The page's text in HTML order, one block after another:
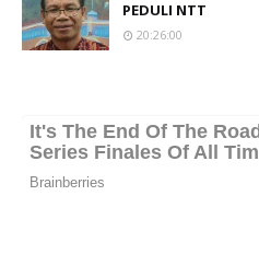
PEDULI NTT
20:26:00